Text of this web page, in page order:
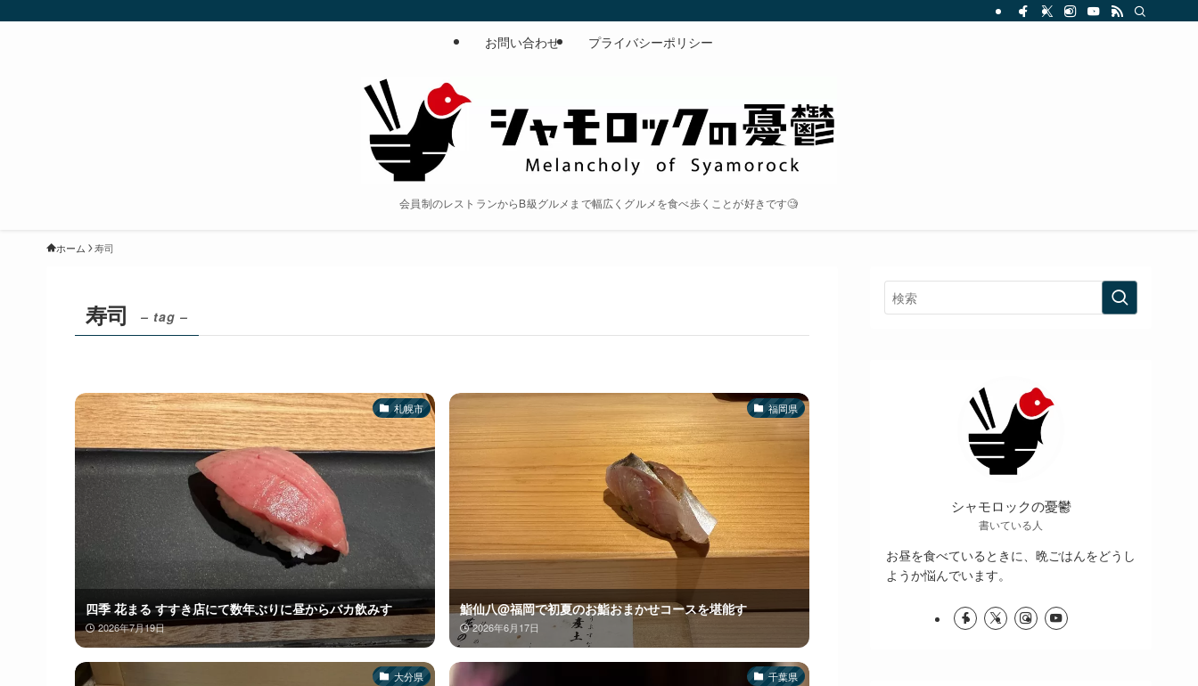
会員制のレストランからB級グルメまで幅広くグルメを食べ歩くことが好きです🧐
お問い合わせ プライバシーポリシー
ホーム 寿司
寿司 – tag –
札幌市
四季 花まる すすき店にて数年ぶりに昼からバカ飲みす
2026年7月19日
福岡県
鮨仙八@福岡で初夏のお鮨おまかせコースを堪能す
2026年6月17日
大分県 千葉県
シャモロックの憂鬱
書いている人
お昼を食べているときに、晩ごはんをどうし
ようか悩んでいます。